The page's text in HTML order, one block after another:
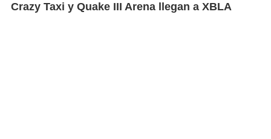
Crazy Taxi y Quake III Arena llegan a XBLA